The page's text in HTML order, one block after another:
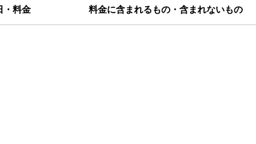
・料金 料金に含まれるもの・含まれないもの